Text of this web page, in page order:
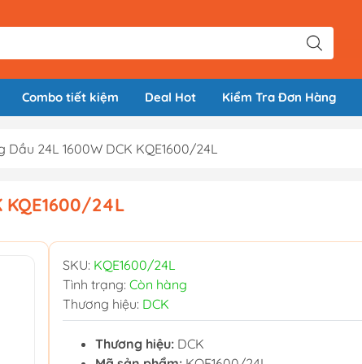
Combo tiết kiệm Deal Hot Kiểm Tra Đơn Hàng
Dầu 24L 1600W DCK KQE1600/24L
KQE1600/24L
SKU: KQE1600/24L
Tình trạng: Còn hàng
Thương hiệu: DCK
Thương hiệu: DCK